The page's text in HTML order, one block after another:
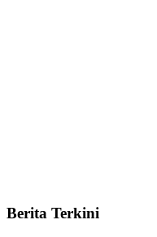
Berita Terkini